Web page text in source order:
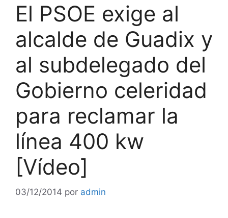
El PSOE exige al
alcalde de Guadix y
al subdelegado del
Gobierno celeridad
para reclamar la
línea 400 kw
[Vídeo]
03/12/2014 por admin